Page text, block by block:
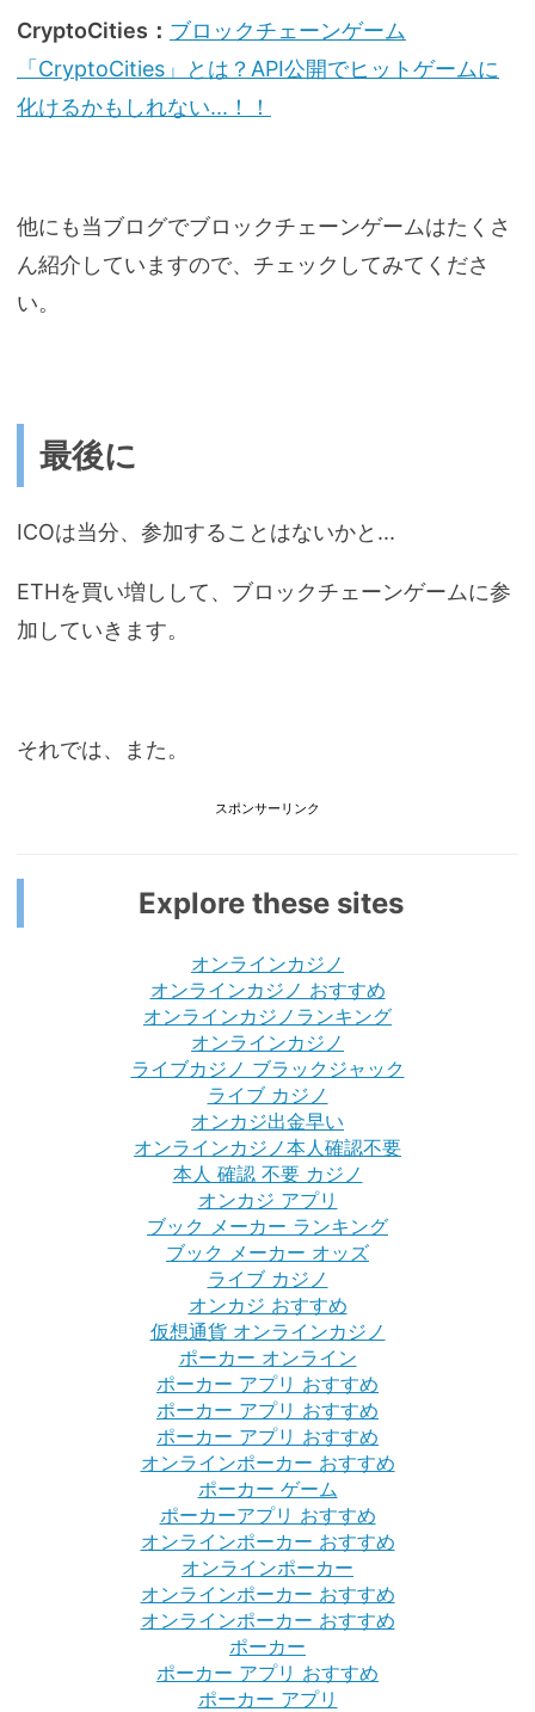
CryptoCities： ブロックチェーンゲーム
「CryptoCities」とは？API公開でヒットゲームに
化けるかもしれない...！！
他にも当ブログでブロックチェーンゲームはたくさ
ん紹介していますので、チェックしてみてくださ
い。
最後に
ICOは当分、参加することはないかと...
ETHを買い増しして、ブロックチェーンゲームに参
加していきます。
それでは、また。
スポンサーリンク
Explore these sites
オンラインカジノ
オンラインカジノ おすすめ
オンラインカジノランキング
オンラインカジノ
ライブカジノ ブラックジャック
ライブ カジノ
オンカジ出金早い
オンラインカジノ本人確認不要
本人 確認 不要 カジノ
オンカジ アプリ
ブック メーカー ランキング
ブック メーカー オッズ
ライブ カジノ
オンカジ おすすめ
仮想通貨 オンラインカジノ
ポーカー オンライン
ポーカー アプリ おすすめ
ポーカー アプリ おすすめ
ポーカー アプリ おすすめ
オンラインポーカー おすすめ
ポーカー ゲーム
ポーカーアプリ おすすめ
オンラインポーカー おすすめ
オンラインポーカー
オンラインポーカー おすすめ
オンラインポーカー おすすめ
ポーカー
ポーカー アプリ おすすめ
ポーカー アプリ